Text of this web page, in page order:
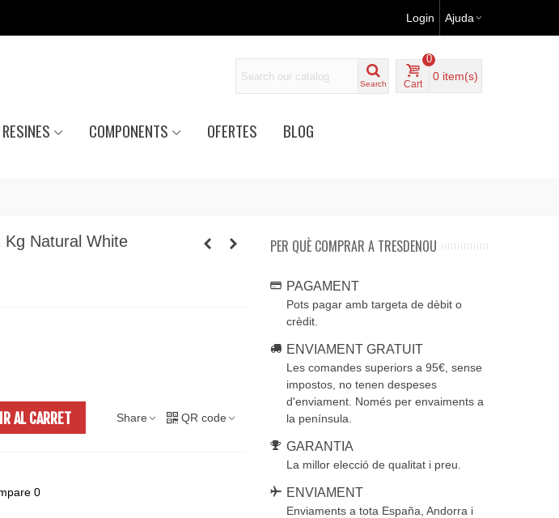
Login Ajuda
Search Cart
0
0 item(s)
COMPONENTS OFERTES
BLOG
Natural White
AL CARRET Share QR code
0
PER QUÈ COMPRAR A TRESDENOU
PAGAMENT
Pots pagar amb targeta de dèbit o
crèdit.
ENVIAMENT GRATUIT
Les comandes superiors a 95€, sense
impostos, no tenen despeses
d'enviament. Només per envaiments a
la península.
GARANTIA
La millor elecció de qualitat i preu.
ENVIAMENT
Enviaments a tota España, Andorra i